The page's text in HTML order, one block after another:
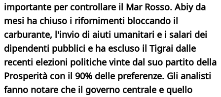
importante per controllare il Mar Rosso. Abiy da
mesi ha chiuso i rifornimenti bloccando il
carburante, l'invio di aiuti umanitari e i salari dei
dipendenti pubblici e ha escluso il Tigrai dalle
recenti elezioni politiche vinte dal suo partito della
Prosperità con il 90% delle preferenze. Gli analisti
fanno notare che il governo centrale e quello